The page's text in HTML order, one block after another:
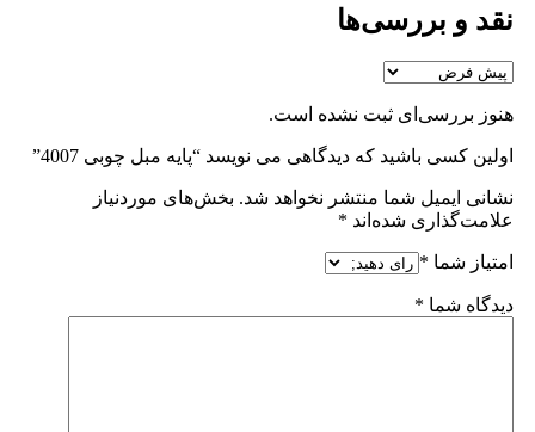
نقد و بررسی‌ها
هنوز بررسی‌ای ثبت نشده است.
اولین کسی باشید که دیدگاهی می نویسد “پایه مبل چوبی 4007”
نشانی ایمیل شما منتشر نخواهد شد. بخش‌های موردنیاز
علامت‌گذاری شده‌اند *
امتیاز شما *
دیدگاه شما *